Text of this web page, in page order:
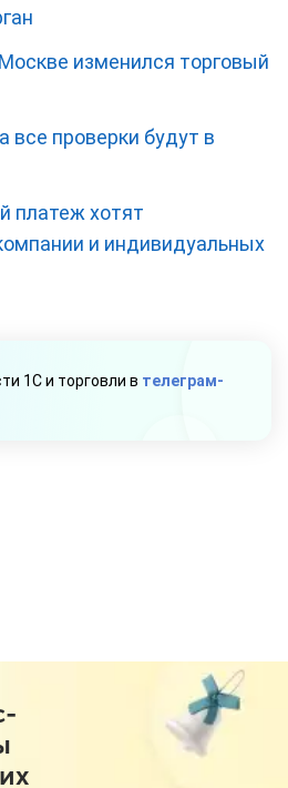
изменился торговый
все проверки будут в
платеж хотят
и индивидуальных
1С и торговли в телеграм-